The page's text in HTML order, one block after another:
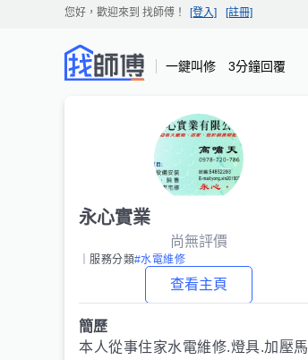
您好，歡迎來到 找師傅 ！ [登入] [註冊]
一鍵叫修 3分鐘回覆
永心實業
尚無評價
｜服務分類#水電維修
查看主頁
簡歷
本人從事住家水電維修.燈具.加壓馬